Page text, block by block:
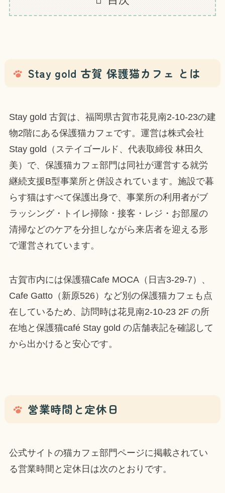
Stay gold 古賀 保護猫カフェ とは
Stay gold 古賀は、福岡県古賀市花見南2-10-23の建
物2階にある保護猫カフェです。運営は株式会社
Stay gold（ステイゴールド、代表取締役 林田久
美）で、保護猫カフェ部門は同社が運営する就労
継続支援B型事業所と併設されています。施設で暮
らす猫はすべて保護出身で、事業所の利用者がブ
ラッシング・トイレ掃除・接客・レジ・お部屋の
清掃などのケアを分担しながら来店者を迎える形
で運営されています。
古賀市内には保護猫Cafe MOCA（日吉3-29-7）、
Cafe Gatto（新原526）など別の保護猫カフェも点
在しているため、訪問時は花見南2-10-23 2F の所
在地と保護猫café Stay gold の店舗表記を確認して
から出かけると安心です。
営業時間と定休日
公式サイトの猫カフェ部門ページに掲載されてい
る営業時間と定休日は次のとおりです。